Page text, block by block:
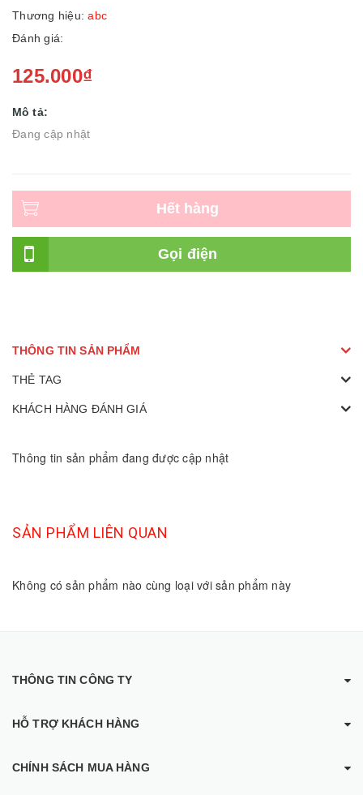
Thương hiệu: abc
Đánh giá:
125.000₫
Mô tả:
Đang cập nhật
Hết hàng
Gọi điện
THÔNG TIN SẢN PHẨM
THẺ TAG
KHÁCH HÀNG ĐÁNH GIÁ
Thông tin sản phẩm đang được cập nhật
SẢN PHẨM LIÊN QUAN
Không có sản phẩm nào cùng loại với sản phẩm này
THÔNG TIN CÔNG TY
HỖ TRỢ KHÁCH HÀNG
CHÍNH SÁCH MUA HÀNG